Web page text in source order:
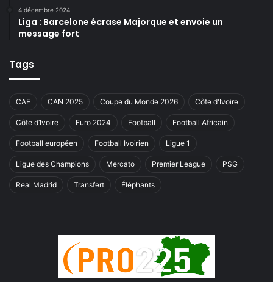
4 décembre 2024
Liga : Barcelone écrase Majorque et envoie un
message fort
Tags
CAF CAN 2025 Coupe du Monde 2026 Côte d'Ivoire
Côte d’Ivoire Euro 2024 Football Football Africain
Football européen Football Ivoirien Ligue 1
Ligue des Champions Mercato Premier League PSG
Real Madrid Transfert Éléphants